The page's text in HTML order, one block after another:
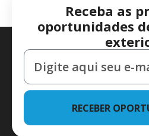
Receba as
oportunidades
RECEBER